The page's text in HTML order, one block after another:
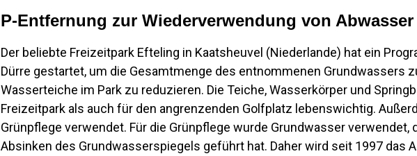
P-Entfernung zur Wiederverwendung von Abwasser
Der beliebte Freizeitpark Efteling in Kaatsheuvel (Niederlande) hat ein
Dürre gestartet, um die Gesamtmenge des entnommenen Grundwassers
Wasserteiche im Park zu reduzieren. Die Teiche, Wasserkörper und
Freizeitpark als auch für den angrenzenden Golfplatz lebenswichtig.
Grünpflege verwendet. Für die Grünpflege wurde Grundwasser verwendet,
Absinken des Grundwasserspiegels geführt hat. Daher wird seit 1997 das